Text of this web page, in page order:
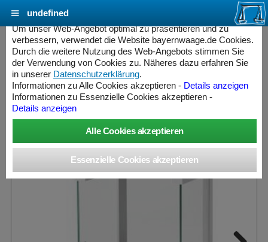
METTLER-TOLEDO NewClassic ME403TE
Wägebereich: 420 g, Ablesbarkeit: 0,001 g, nicht eichfähig
Cookie Einstellungen - bayernwaage.de
Um unser Web-Angebot optimal zu präsentieren und zu
verbessern, verwendet die Website bayernwaage.de Cookies.
Durch die weitere Nutzung des Web-Angebots stimmen Sie
der Verwendung von Cookies zu. Näheres dazu erfahren Sie
in unserer Datenschutzerklärung.
Informationen zu Alle Cookies akzeptieren - Details anzeigen
Informationen zu Essenzielle Cookies akzeptieren -
Details anzeigen
undefined